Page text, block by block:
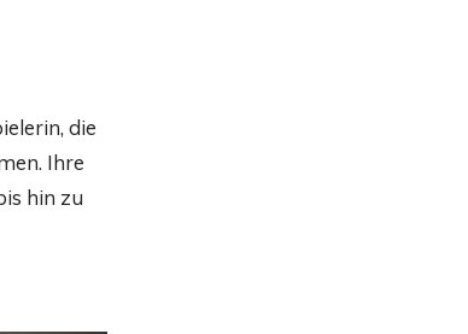
die
Ihre
hin zu